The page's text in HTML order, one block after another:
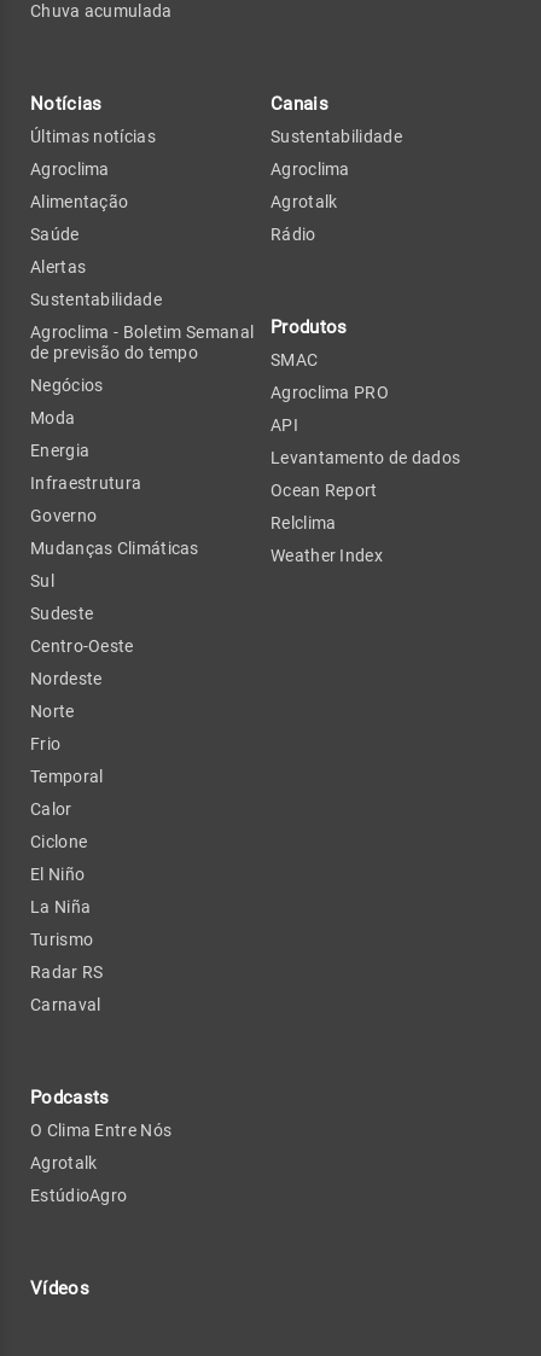
Chuva acumulada
Notícias
Últimas notícias
Agroclima
Alimentação
Saúde
Alertas
Sustentabilidade
Agroclima - Boletim Semanal
de previsão do tempo
Negócios
Moda
Energia
Infraestrutura
Governo
Mudanças Climáticas
Sul
Sudeste
Centro-Oeste
Nordeste
Norte
Frio
Temporal
Calor
Ciclone
El Niño
La Niña
Turismo
Radar RS
Carnaval
Podcasts
O Clima Entre Nós
Agrotalk
EstúdioAgro
Vídeos
Canais
Sustentabilidade
Agroclima
Agrotalk
Rádio
Produtos
SMAC
Agroclima PRO
API
Levantamento de dados
Ocean Report
Relclima
Weather Index